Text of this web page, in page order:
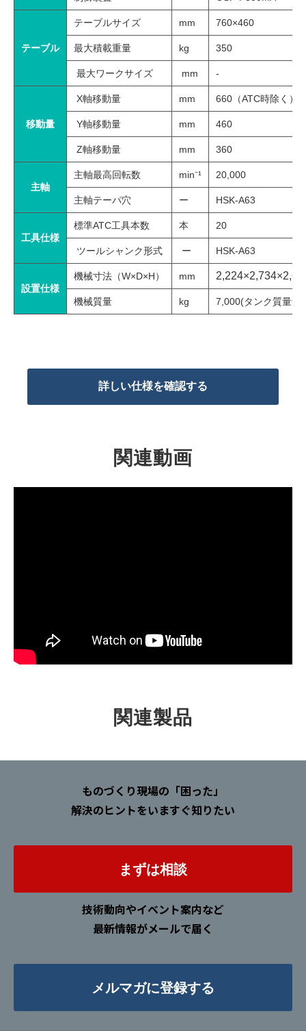
テーブル
テーブルサイズ mm 760×460
最大積載重量 kg 350
最大ワークサイズ mm -
移動量
X軸移動量 mm 660（ATC時除く）
Y軸移動量 mm 460
Z軸移動量 mm 360
主軸
主軸最高回転数 min⁻¹ 20,000
主軸テーパ穴 ー HSK-A63
工具仕様
標準ATC工具本数 本 20
ツールシャンク形式 ー HSK-A63
設置仕様
機械寸法（W×D×H） mm 2,224×2,734
機械質量 kg 7,000(タンク質量含
詳しい仕様を確認する
関連動画
関連製品
ものづくり現場の「困った」
解決のヒントをいますぐ知りたい
まずは相談
技術動向やイベント案内など
最新情報がメールで届く
メルマガに登録する